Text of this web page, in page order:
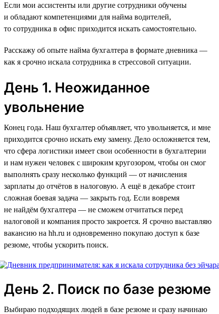
Если мои ассистенты или другие сотрудники обучены
и обладают компетенциями для найма водителей,
то сотрудника в офис приходится искать самостоятельно.
Расскажу об опыте найма бухгалтера в формате дневника —
как я срочно искала сотрудника в стрессовой ситуации.
День 1. Неожиданное
увольнение
Конец года. Наш бухгалтер объявляет, что увольняется, и мне
приходится срочно искать ему замену. Дело осложняется тем,
что сфера логистики имеет свои особенности в бухгалтерии
и нам нужен человек с широким кругозором, чтобы он смог
выполнять сразу несколько функций — от начисления
зарплаты до отчётов в налоговую. А ещё в декабре стоит
сложная боевая задача — закрыть год. Если вовремя
не найдём бухгалтера — не сможем отчитаться перед
налоговой и компания просто закроется. Я срочно выставляю
вакансию на hh.ru и одновременно покупаю доступ к базе
резюме, чтобы ускорить поиск.
День 2. Поиск по базе резюме
Выбираю подходящих людей в базе резюме и сразу начинаю